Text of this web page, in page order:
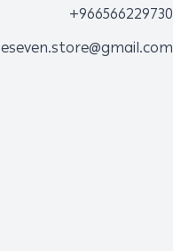
+966566229730
eseven.store@gmail.com